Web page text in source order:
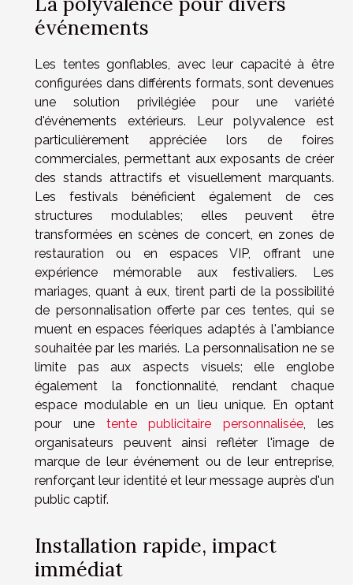
événements
Les tentes gonflables, avec leur capacité à être
configurées dans différents formats, sont devenues
une solution privilégiée pour une variété
d'événements extérieurs. Leur polyvalence est
particulièrement appréciée lors de foires
commerciales, permettant aux exposants de créer
des stands attractifs et visuellement marquants.
Les festivals bénéficient également de ces
structures modulables; elles peuvent être
transformées en scènes de concert, en zones de
restauration ou en espaces VIP, offrant une
expérience mémorable aux festivaliers. Les
mariages, quant à eux, tirent parti de la possibilité
de personnalisation offerte par ces tentes, qui se
muent en espaces féeriques adaptés à l'ambiance
souhaitée par les mariés. La personnalisation ne se
limite pas aux aspects visuels; elle englobe
également la fonctionnalité, rendant chaque
espace modulable en un lieu unique. En optant
pour une tente publicitaire personnalisée , les
organisateurs peuvent ainsi refléter l'image de
marque de leur événement ou de leur entreprise,
renforçant leur identité et leur message auprès d'un
public captif.
Installation rapide, impact
immédiat